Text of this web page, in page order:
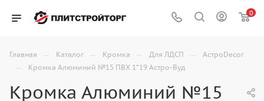
0
Главная — Каталог — Кромка — Для ЛДСП — АстроDecor
— Кромка Алюминий №15 ПВХ 1*19 Астро-Вуд
Кромка Алюминий №15